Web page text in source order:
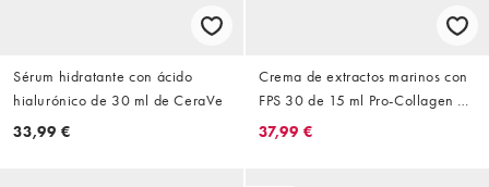
Sérum hidratante con ácido
hialurónico de 30 ml de CeraVe
33,99 €
Crema de extractos marinos con
FPS 30 de 15 ml Pro-Collagen de
Elemis
37,99 €